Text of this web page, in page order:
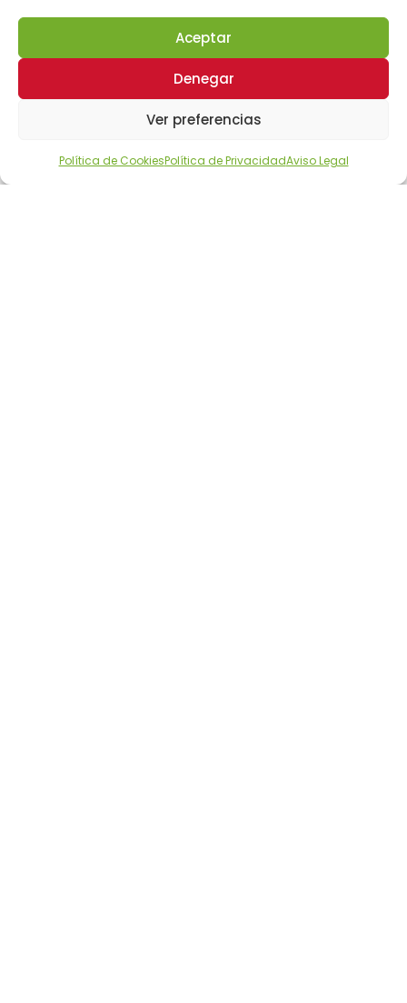
Aceptar
Denegar
Ver preferencias
Política de CookiesPolítica de PrivacidadAviso Legal